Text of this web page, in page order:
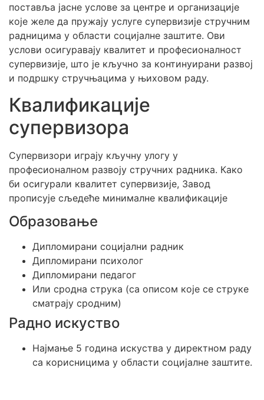
поставља јасне услове за центре и организације
које желе да пружају услуге супервизије стручним
радницима у области социјалне заштите. Ови
услови осигуравају квалитет и професионалност
супервизије, што је кључно за континуирани развој
и подршку стручњацима у њиховом раду.
Квалификације
супервизора
Супервизори играју кључну улогу у
професионалном развоју стручних радника. Како
би осигурали квалитет супервизије, Завод
прописује сљедеће минималне квалификације
Образовање
Дипломирани социјални радник
Дипломирани психолог
Дипломирани педагог
Или сродна струка (са описом које се струке
сматрају сродним)
Радно искуство
Најмање 5 година искуства у директном раду
са корисницима у области социјалне заштите.